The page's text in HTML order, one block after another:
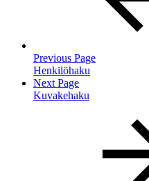
Previous Page
Henkilöhaku
Next Page
Kuvakehaku